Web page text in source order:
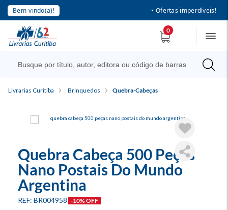
Bem-vindo(a)! • Ofertas imperdíveis!
0
Livrarias Curitiba Brinquedos Quebra-Cabeças
Quebra Cabeça 500 Peças
Nano Postais Do Mundo
Argentina
BR004958 -10% OFF